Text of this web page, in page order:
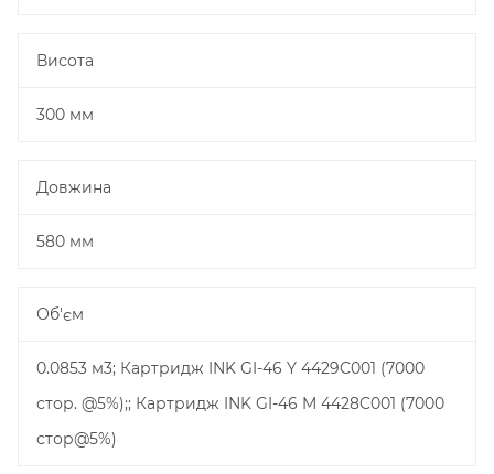
Висота
300 мм
Довжина
580 мм
Об'єм
0.0853 м3; Картридж INK GI-46 Y 4429C001 (7000
стор. @5%);; Картридж INK GI-46 M 4428C001 (7000
стор@5%)